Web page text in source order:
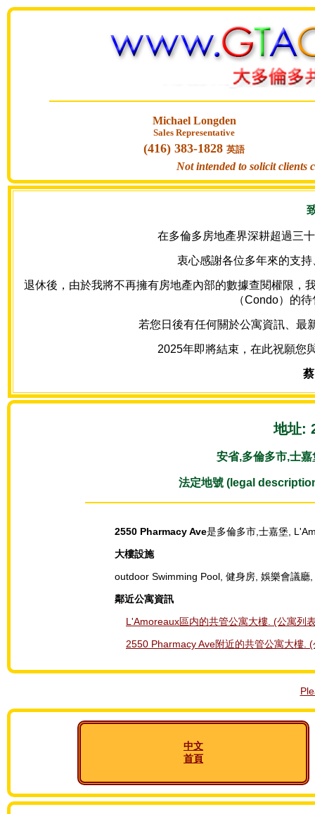
Michael Longden
Sales Representative
(416) 383-1828 英語
Not intended to solicit clients
在多倫多房地產界深耕超過三
衷心感謝各位多年來的支
退休後，由於我將不再擁有房地產內部的數據查閱權限，
（Condo）的
若您日後有任何關於公寓資訊、最
2025年即將結束，在此祝願您
地址:
安省,多倫多市,士
法定地號 (legal
2550 Pharmacy Ave是多倫多市,士嘉堡,
大樓設施
outdoor Swimming Pool, 健身房, 娛樂會議
鄰近公寓資訊
L'Amoreaux區内的共管公寓大樓. (公寓列
2550 Pharmacy Ave附近的共管公寓大樓.
中文
首頁